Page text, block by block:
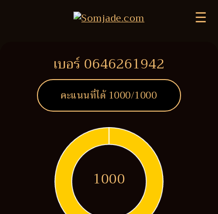
☰
เบอร์ 0646261942
คะแนนที่ได้ 1000/1000
1000